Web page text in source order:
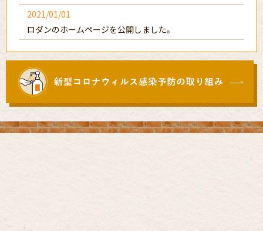
2021/01/01
ロダンのホームページを公開しました。